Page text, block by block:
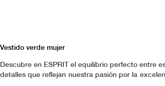
Vestido verde mujer
Descubre en ESPRIT el equilibrio perfecto entre
detalles que reflejan nuestra pasión por la